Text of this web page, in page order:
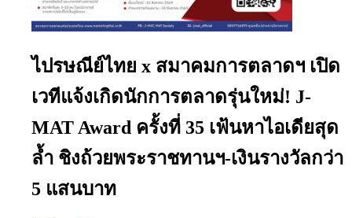
ไปรษณีย์ไทย x สมาคมการตลาดฯ เปิด
เวทีแจ้งเกิดนักการตลาดรุ่นใหม่! J-
MAT Award ครั้งที่ 35 เฟ้นหาไอเดียสุด
ล้ำ ชิงถ้วยพระราชทานฯ-เงินรางวัลกว่า
5 แสนบาท